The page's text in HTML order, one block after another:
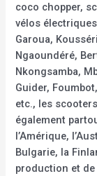
coco chopper,
vélos
Garoua,
Ngaoundéré,
Nkongsamba,
Guider,
etc., les
également
l’Amérique,
Bulgarie, la
production et